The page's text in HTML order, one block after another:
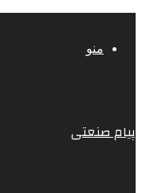
منو
پیام صنعتی